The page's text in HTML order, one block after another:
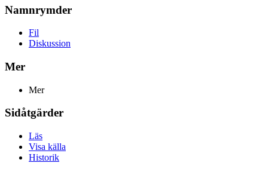
Namnrymder
Fil
Diskussion
Mer
Mer
Sidåtgärder
Läs
Visa källa
Historik